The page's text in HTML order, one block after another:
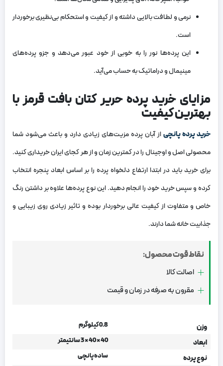
نرمی و لطافت بالایی داشته و از کیفیت و استحکام بی‌نظیری برخوردار
است.
این پرده‌ها نور را به خوبی از خود عبور می‌دهد و جزو پرده‌های
مینیمال و دراماتیک به حساب می‌آید.
مزایای خرید پرده حریر کتان بافت قرمز با
بهترین کیفیت
خرید پرده پانچیاز آبان پرده مزیت‌های زیادی دارد و باعث می‌شود شما
محصولی اصل و اوجینال را در کمترین زمان و از هر کجای ایران خریداری کنید.
برای خرید باید در ابتدا ارتفاع دلخواه پرده را بر اساس ابعاد پنجره انتخاب
کرده و سپس خرید خود را انجام دهید. این نوع پرده‌ها علاوه بر داشتن رنگ
خاص و متفاوت از کیفیت عالی برخوردار بوده و تاثیر زیادی روی زیبایی و
جذابیت خانه شما دارند.
نقاط قوت محصول:
اصالت کالا
مقرون به صرفه در زمان و قیمت
وزن 0.8 کیلوگرم
ابعاد 40 × 40 × 3 سانتیمتر
نوع پرده ساده پانچی